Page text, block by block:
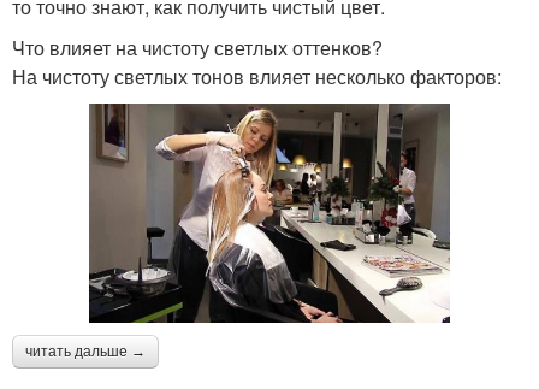
то точно знают, как получить чистый цвет.
Что влияет на чистоту светлых оттенков?
На чистоту светлых тонов влияет несколько факторов:
читать дальше →